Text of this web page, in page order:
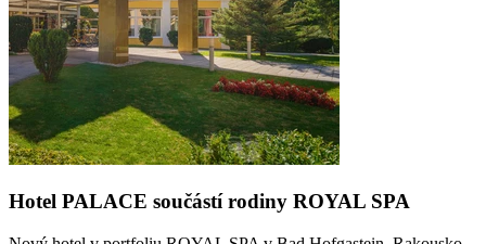
Hotel PALACE součástí rodiny ROYAL SPA